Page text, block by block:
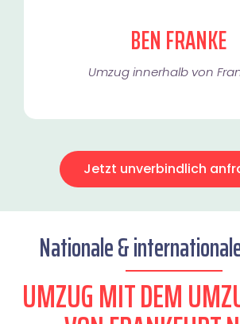
BEN FRANKE
Umzug innerhalb von
Jetzt unverbindlich
Nationale &
UMZUG MIT DEM